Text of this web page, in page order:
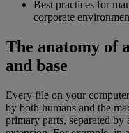
Best practices for
corporate
The anatomy of
and base
Every file on your
by both humans and the
primary parts, separated